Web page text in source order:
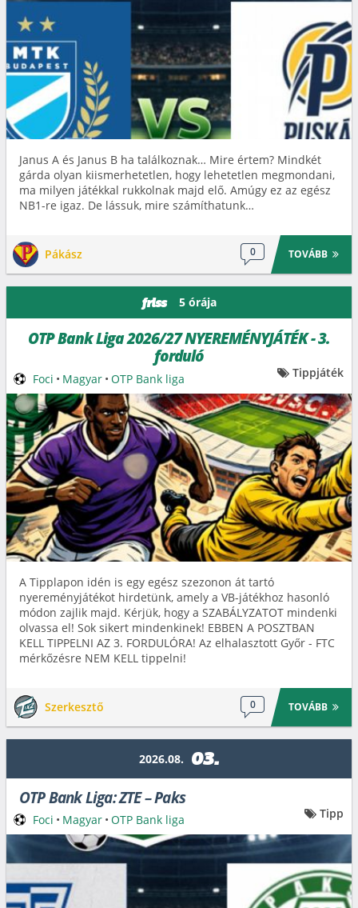
Janus A és Janus B ha találkoznak… Mire értem? Mindkét
gárda olyan kiismerhetetlen, hogy lehetetlen megmondani,
ma milyen játékkal rukkolnak majd elő. Amúgy ez az egész
NB1-re igaz. De lássuk, mire számíthatunk…
Pákász 0 TOVÁBB
friss 5 órája
OTP Bank Liga 2026/27 NYEREMÉNYJÁTÉK - 3.
forduló
A Tipplapon idén is egy egész szezonon át tartó
nyereményjátékot hirdetünk, amely a VB-játékhoz hasonló
módon zajlik majd. Kérjük, hogy a SZABÁLYZATOT mindenki
olvassa el! Sok sikert mindenkinek! EBBEN A POSZTBAN
KELL TIPPELNI AZ 3. FORDULÓRA! Az elhalasztott Győr - FTC
mérkőzésre NEM KELL tippelni!
Szerkesztő 0 TOVÁBB
Foci • Magyar • OTP Bank liga Tippjáték
2026.08. 03.
OTP Bank Liga: ZTE – Paks
Foci • Magyar • OTP Bank liga Tipp